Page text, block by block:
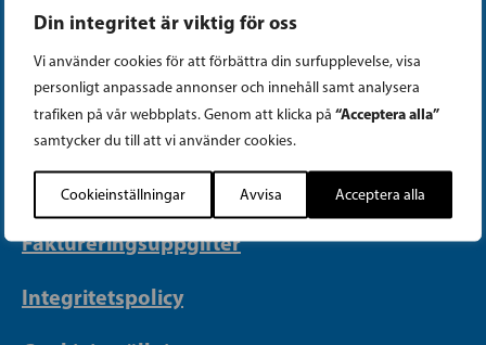
Din integritet är viktig för oss
Vi använder cookies för att förbättra din surfupplevelse, visa
personligt anpassade annonser och innehåll samt analysera
trafiken på vår webbplats. Genom att klicka på “Acceptera alla”
samtycker du till att vi använder cookies.
Cookieinställningar Avvisa Acceptera alla
PARTIKANSLIET
Telefon (09) 693 070
PB 430, 00101 Helsingfors
Georgsgatan 27, 00100 Helsingfors
info@sfp.fi
Faktureringsuppgifter
Integritetspolicy